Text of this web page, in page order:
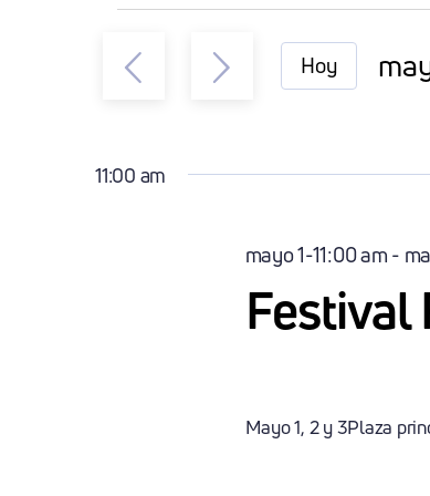
Eventos
Mayo
Hoy
11:00 am
Festival
mayo 1-11:00 am-
Mayo 1, 2 y 3Plaza